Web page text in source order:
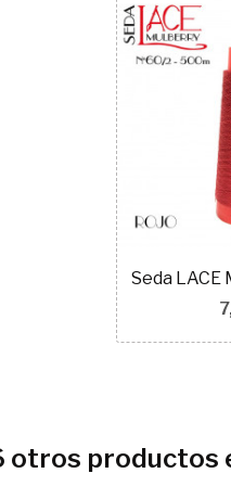
otros productos